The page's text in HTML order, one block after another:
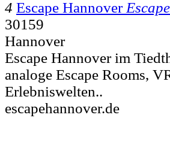
4 Escape Hannover
30159
Hannover
Escape Hannover im
analoge Escape Rooms,
Erlebniswelten..
escapehannover.de